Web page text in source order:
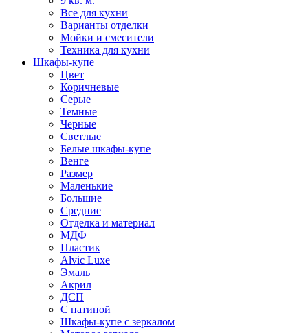
Все для кухни
Варианты отделки
Мойки и смесители
Техника для кухни
Шкафы-купе
Цвет
Коричневые
Серые
Темные
Черные
Светлые
Белые шкафы-купе
Венге
Размер
Маленькие
Большие
Средние
Отделка и материал
МДФ
Пластик
Alvic Luxe
Эмаль
Акрил
ДСП
С патиной
Шкафы-купе с зеркалом